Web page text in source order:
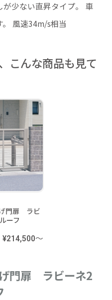
少ない直昇タイプ。 車
風速34m/s相当
こんな商品も見て
門扉 ラビ
ーフ
¥214,500～
門扉 ラビーネ2